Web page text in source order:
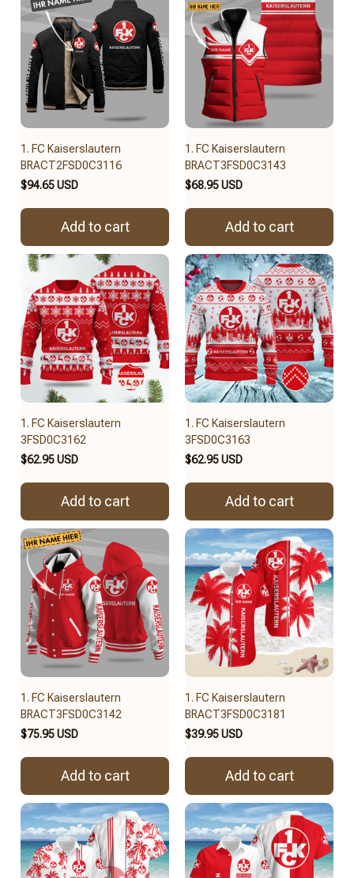
1. FC Kaiserslautern
BRACT2FSD0C3116
$94.65 USD
Add to cart
1. FC Kaiserslautern
BRACT3FSD0C3143
$68.95 USD
Add to cart
1. FC Kaiserslautern
3FSD0C3162
$62.95 USD
Add to cart
1. FC Kaiserslautern
3FSD0C3163
$62.95 USD
Add to cart
1. FC Kaiserslautern
BRACT3FSD0C3142
$75.95 USD
Add to cart
1. FC Kaiserslautern
BRACT3FSD0C3181
$39.95 USD
Add to cart